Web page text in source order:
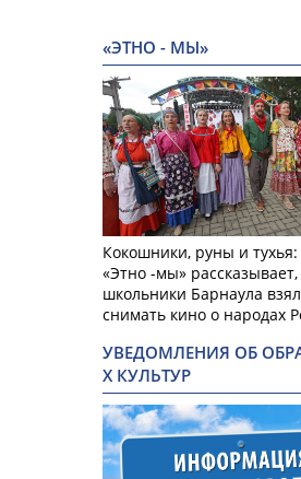
«ЭТНО - МЫ»
Кокошники, руны и тухья:
«Этно -мы»
школьники Барнаула
снимать кино о народах
УВЕДОМЛЕНИЯ ОБ
Х КУЛЬТУР